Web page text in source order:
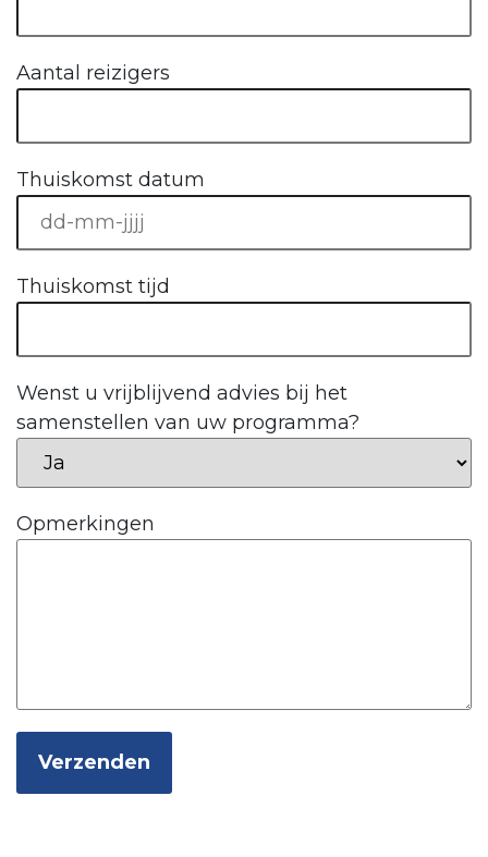
Aantal reizigers
Thuiskomst datum
Thuiskomst tijd
Wenst u vrijblijvend advies bij het
samenstellen van uw programma?
Opmerkingen
Verzenden